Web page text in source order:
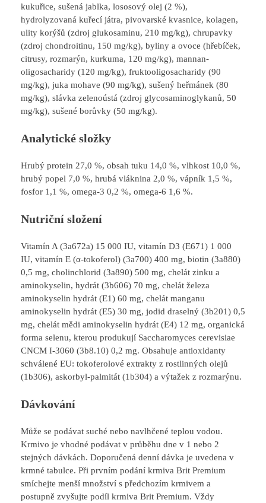
kukuřice, sušená jablka, lososový olej (2 %),
hydrolyzovaná kuřecí játra, pivovarské kvasnice, kolagen,
ulity korýšů (zdroj glukosaminu, 210 mg/kg), chrupavky
(zdroj chondroitinu, 150 mg/kg), byliny a ovoce (hřebíček,
citrusy, rozmarýn, kurkuma, 120 mg/kg), mannan-
oligosacharidy (120 mg/kg), fruktooligosacharidy (90
mg/kg), juka mohave (90 mg/kg), sušený heřmánek (80
mg/kg), slávka zelenoústá (zdroj glycosaminoglykanů, 50
mg/kg), sušené borůvky (50 mg/kg).
Analytické složky
Hrubý protein 27,0 %, obsah tuku 14,0 %, vlhkost 10,0 %,
hrubý popel 7,0 %, hrubá vláknina 2,0 %, vápník 1,5 %,
fosfor 1,1 %, omega-3 0,2 %, omega-6 1,6 %.
Nutriční složení
Vitamín A (3a672a) 15 000 IU, vitamín D3 (E671) 1 000
IU, vitamín E (α-tokoferol) (3a700) 400 mg, biotin (3a880)
0,5 mg, cholinchlorid (3a890) 500 mg, chelát zinku a
aminokyselin, hydrát (3b606) 70 mg, chelát železa
aminokyselin hydrát (E1) 60 mg, chelát manganu
aminokyselin hydrát (E5) 30 mg, jodid draselný (3b201) 0,5
mg, chelát mědi aminokyselin hydrát (E4) 12 mg, organická
forma selenu, kterou produkují Saccharomyces cerevisiae
CNCM I-3060 (3b8.10) 0,2 mg. Obsahuje antioxidanty
schválené EU: tokoferolové extrakty z rostlinných olejů
(1b306), askorbyl-palmitát (1b304) a výtažek z rozmarýnu.
Dávkování
Může se podávat suché nebo navlhčené teplou vodou.
Krmivo je vhodné podávat v průběhu dne v 1 nebo 2
stejných dávkách. Doporučená denní dávka je uvedena v
krmné tabulce. Při prvním podání krmiva Brit Premium
smíchejte menší množství s předchozím krmivem a
postupně zvyšujte podíl krmiva Brit Premium. Vždy